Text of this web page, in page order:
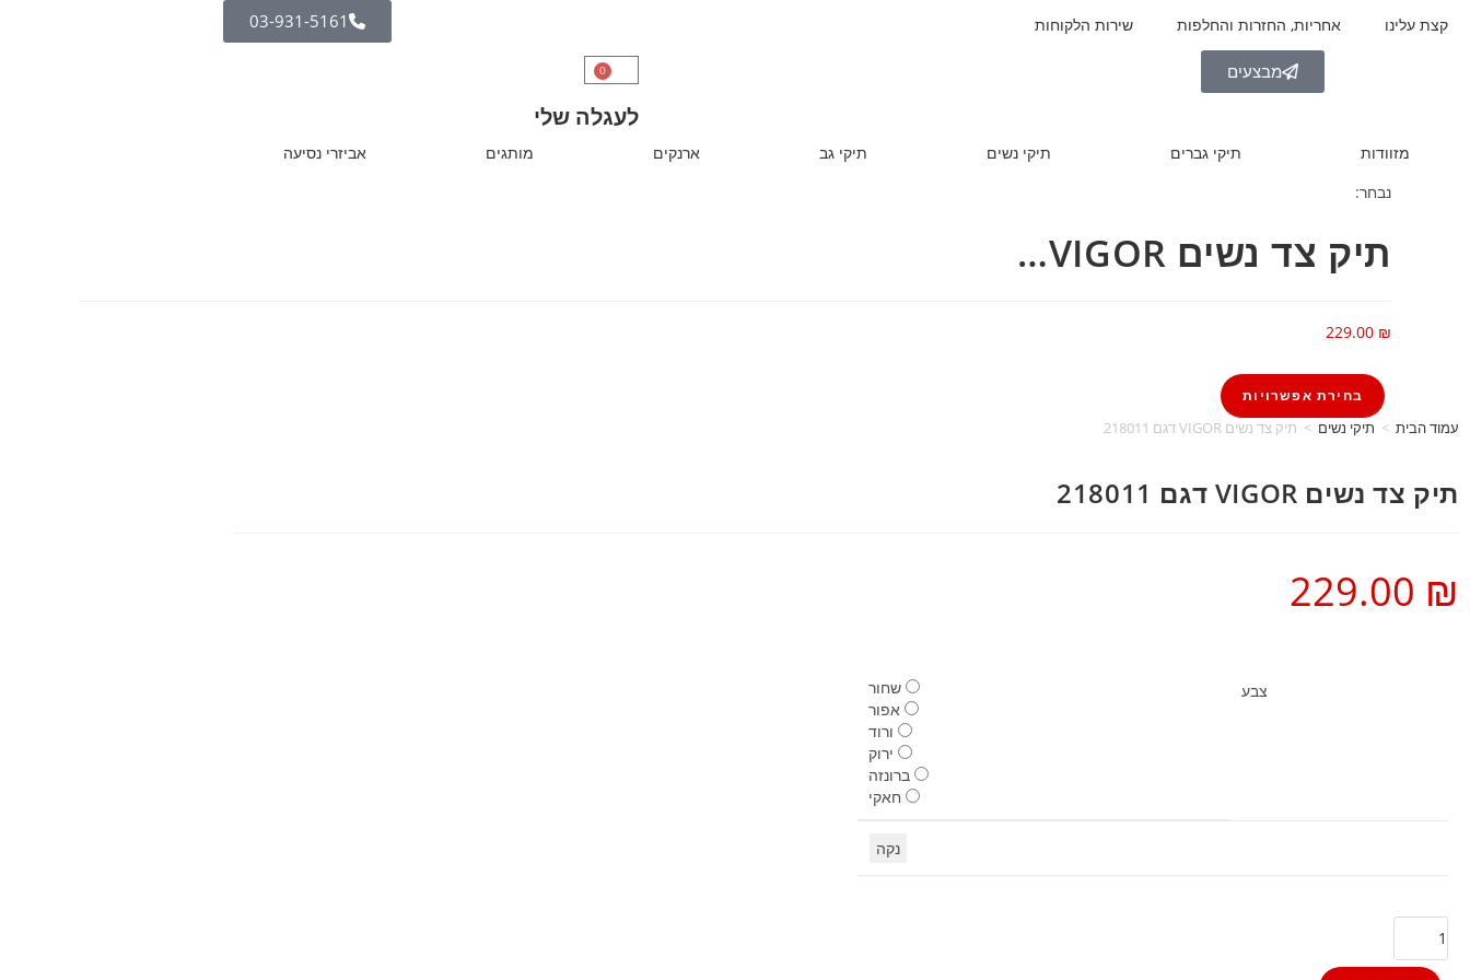
קצת עלינו אחריות, החזרות והחלפות שירות הלקוחות 03-931-5161
מבצעים 0
לעגלה שלי
מזוודות תיקי גברים תיקי נשים תיקי גב ארנקים מותגים
אביזרי נסיעה
נבחר:
תיק צד נשים VIGOR…
229.00 ₪
בחירת אפשרויות
עמוד הבית > תיקי נשים > תיק צד נשים VIGOR דגם 218011
תיק צד נשים VIGOR דגם 218011
229.00 ₪
צבע
שחור
אפור
ורוד
ירוק
ברונזה
חאקי
נקה